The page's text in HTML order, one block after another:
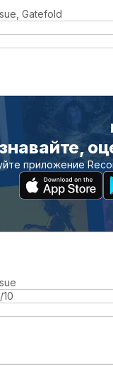
Gatefold
приложение